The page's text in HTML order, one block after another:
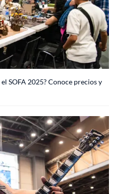
SOFA 2025? Conoce precios y